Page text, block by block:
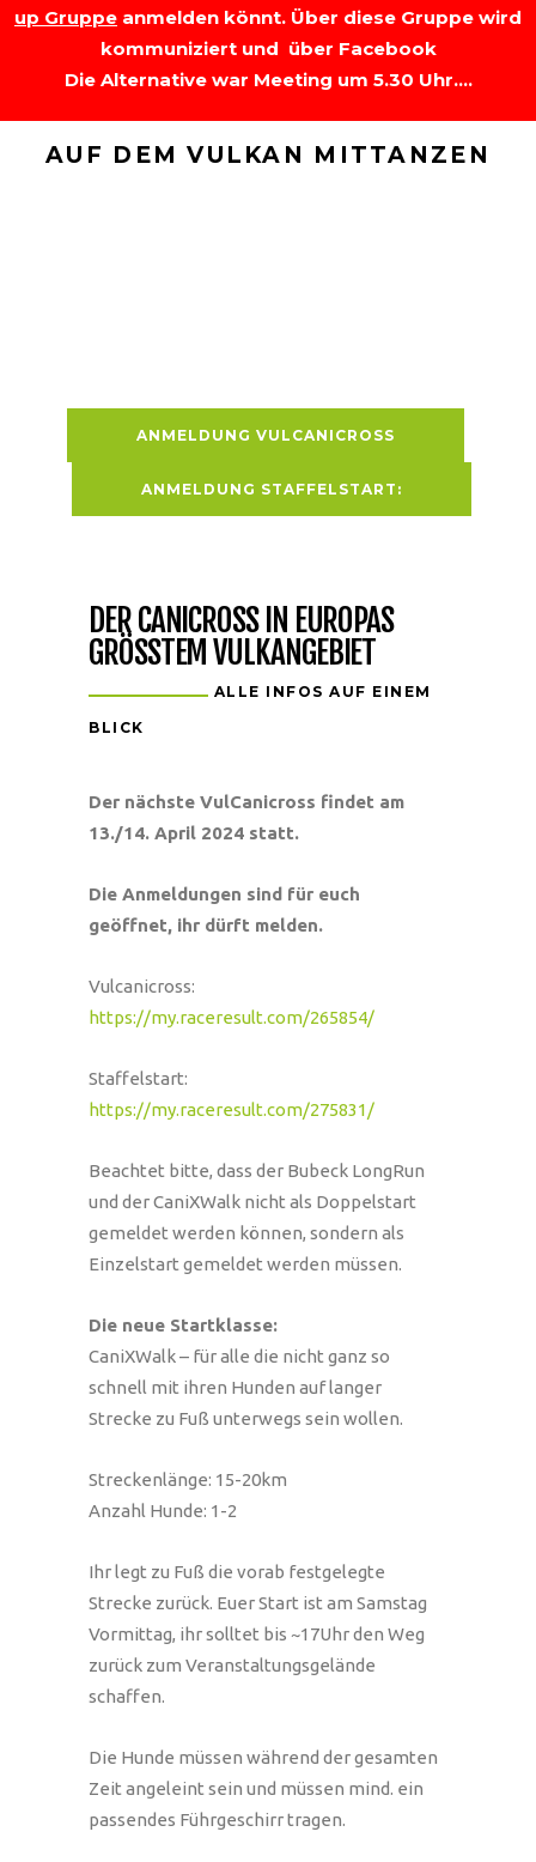
up Gruppe anmelden könnt. Über diese Gruppe wird
kommuniziert und über Facebook
Die Alternative war Meeting um 5.30 Uhr….
AUF DEM VULKAN MITTANZEN
ANMELDUNG VULCANICROSS
ANMELDUNG STAFFELSTART:
DER CANICROSS IN EUROPAS
GRÖSSTEM VULKANGEBIET
ALLE INFOS AUF EINEM
BLICK
Der nächste VulCanicross findet am
13./14. April 2024 statt.
Die Anmeldungen sind für euch
geöffnet, ihr dürft melden.
Vulcanicross:
https://my.raceresult.com/265854/
Staffelstart:
https://my.raceresult.com/275831/
Beachtet bitte, dass der Bubeck LongRun
und der CaniXWalk nicht als Doppelstart
gemeldet werden können, sondern als
Einzelstart gemeldet werden müssen.
Die neue Startklasse:
CaniXWalk – für alle die nicht ganz so
schnell mit ihren Hunden auf langer
Strecke zu Fuß unterwegs sein wollen.
Streckenlänge: 15-20km
Anzahl Hunde: 1-2
Ihr legt zu Fuß die vorab festgelegte
Strecke zurück. Euer Start ist am Samstag
Vormittag, ihr solltet bis ~17Uhr den Weg
zurück zum Veranstaltungsgelände
schaffen.
Die Hunde müssen während der gesamten
Zeit angeleint sein und müssen mind. ein
passendes Führgeschirr tragen.